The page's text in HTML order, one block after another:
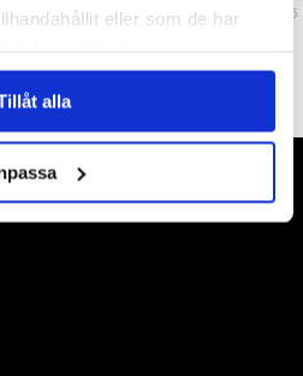
eller som de har
alla
Art. nr 138275
TOPPEN